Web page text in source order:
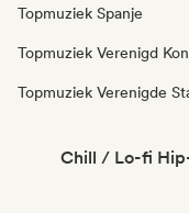
Topmuziek Spanje
Topmuziek Verenigd
Topmuziek Verenigde
Chill / Lo-fi